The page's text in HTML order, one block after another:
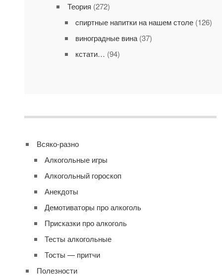
Теория (272)
cпиртные напитки на нашем столе(126)
виноградные вина(37)
кстати… (94)
Всяко-разно
Алкогольные игры
Алкогольный гороскоп
Анекдоты
Демотиваторы про алкоголь
Присказки про алкоголь
Тесты алкогольные
Тосты — притчи
Полезности